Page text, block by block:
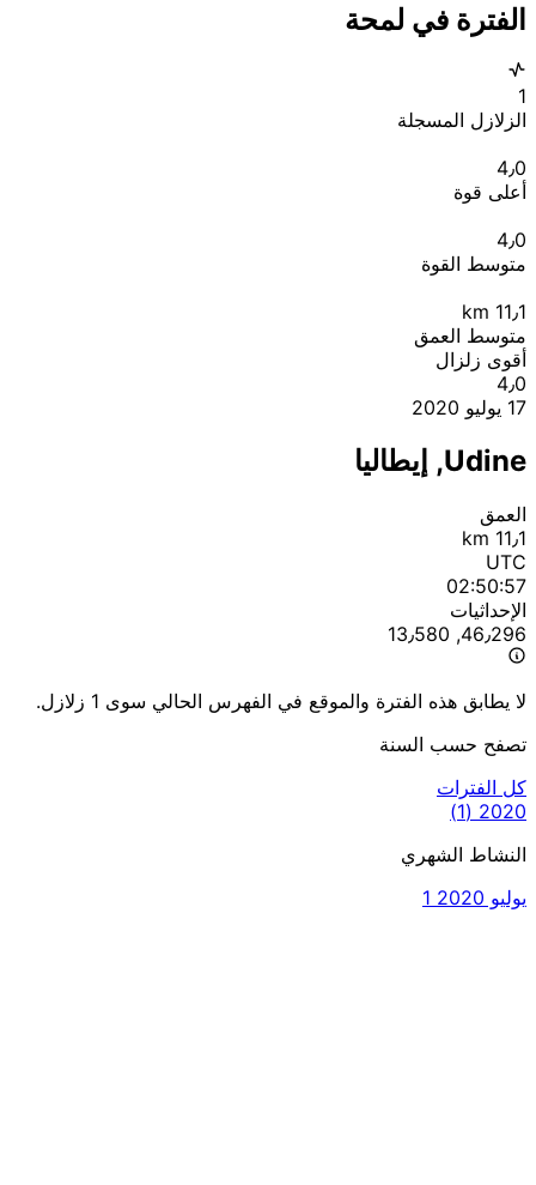
الفترة في لمحة
1
الزلازل المسجلة
4٫0
أعلى قوة
4٫0
متوسط القوة
11٫1 km
متوسط العمق
أقوى زلزال
4٫0
17 يوليو 2020
Udine, إيطاليا
العمق
11٫1 km
UTC
02:50:57
الإحداثيات
46٫296, 13٫580
لا يطابق هذه الفترة والموقع في الفهرس الحالي سوى 1 زلازل.
تصفح حسب السنة
كل الفترات
2020
(1)
النشاط الشهري
يوليو 2020
1